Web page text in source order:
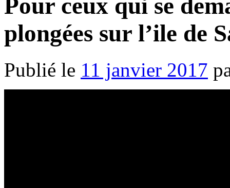
Pour ceux qui se
plongées sur l’ile de
Publié le 11 janvier 2017